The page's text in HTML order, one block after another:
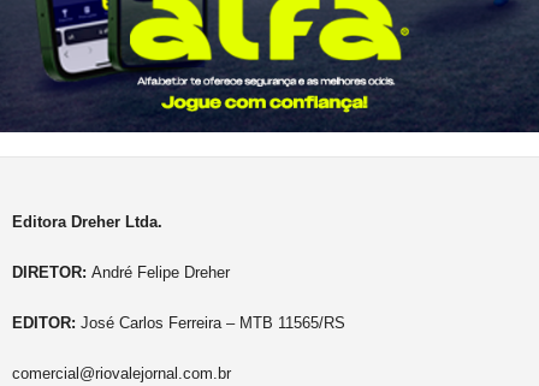
Editora Dreher Ltda.
DIRETOR: André Felipe Dreher
EDITOR: José Carlos Ferreira – MTB 11565/RS
comercial@riovalejornal.com.br